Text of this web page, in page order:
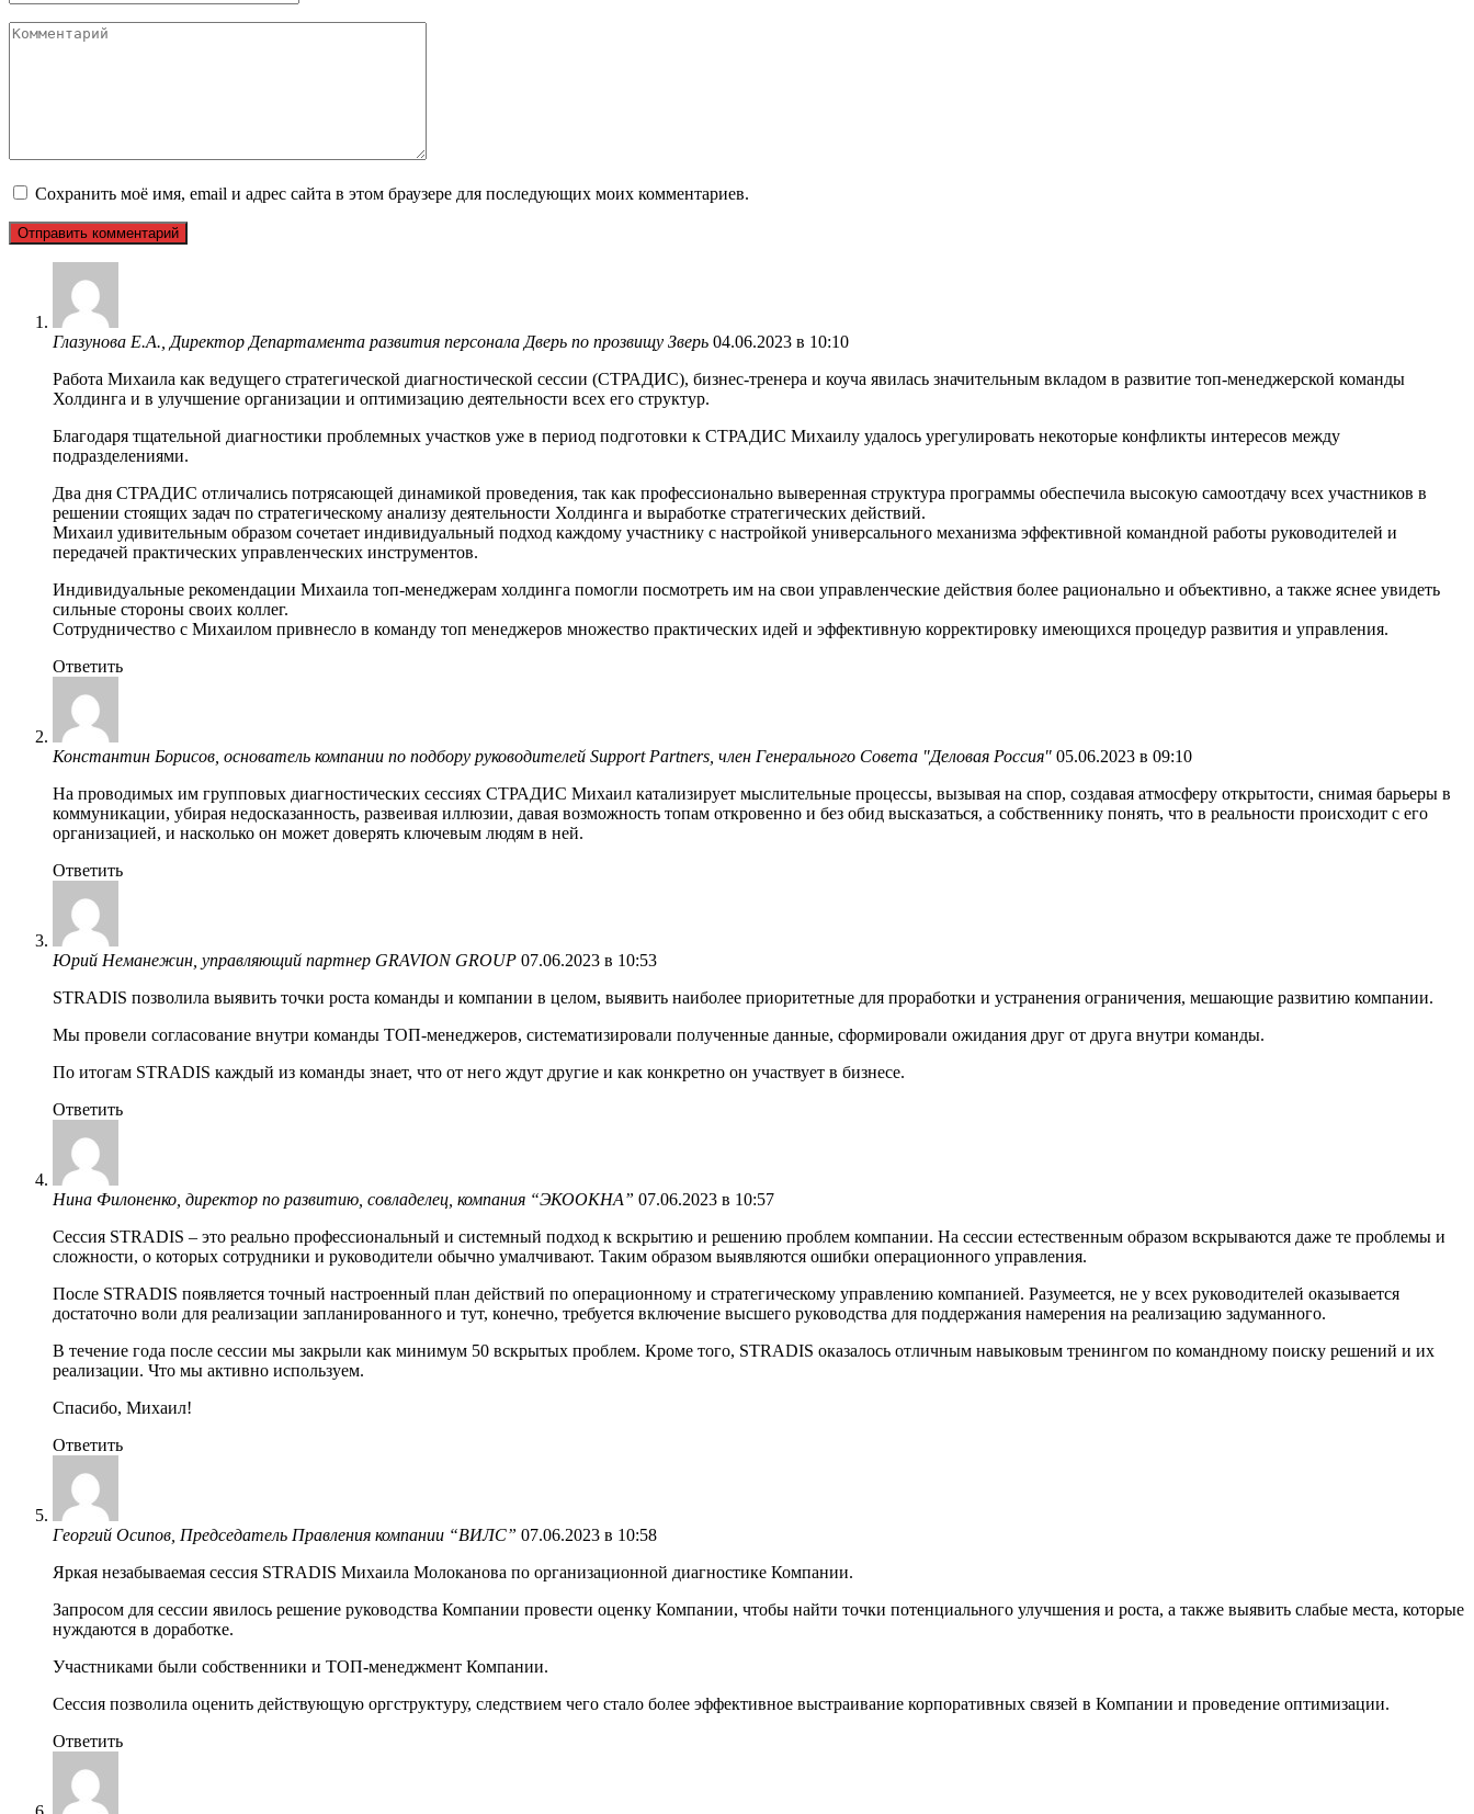
Комментарий
Сохранить моё имя, email и адрес сайта в этом браузере для последующих моих комментариев.
Глазунова Е.А., Директор Департамента развития персонала Дверь по прозвищу Зверь 04.06.2023 в 10:10
Работа Михаила как ведущего стратегической диагностической сессии (СТРАДИС), бизнес-тренера и коуча явилась значительным вкладом в развитие топ-менеджерской команды
Холдинга и в улучшение организации и оптимизацию деятельности всех его структур.
Благодаря тщательной диагностики проблемных участков уже в период подготовки к СТРАДИС Михаилу удалось урегулировать некоторые конфликты интересов между
подразделениями.
Два дня СТРАДИС отличались потрясающей динамикой проведения, так как профессионально выверенная структура программы обеспечила высокую самоотдачу всех участников в
решении стоящих задач по стратегическому анализу деятельности Холдинга и выработке стратегических действий.
Михаил удивительным образом сочетает индивидуальный подход каждому участнику с настройкой универсального механизма эффективной командной работы руководителей и
передачей практических управленческих инструментов.
Индивидуальные рекомендации Михаила топ-менеджерам холдинга помогли посмотреть им на свои управленческие действия более рационально и объективно, а также яснее увидеть
сильные стороны своих коллег.
Сотрудничество с Михаилом привнесло в команду топ менеджеров множество практических идей и эффективную корректировку имеющихся процедур развития и управления.
Ответить
Константин Борисов, основатель компании по подбору руководителей Support Partners, член Генерального Совета "Деловая Россия" 05.06.2023 в 09:10
На проводимых им групповых диагностических сессиях СТРАДИС Михаил катализирует мыслительные процессы, вызывая на спор, создавая атмосферу открытости, снимая барьеры в
коммуникации, убирая недосказанность, развеивая иллюзии, давая возможность топам откровенно и без обид высказаться, а собственнику понять, что в реальности происходит с его
организацией, и насколько он может доверять ключевым людям в ней.
Ответить
Юрий Неманежин, управляющий партнер GRAVION GROUP 07.06.2023 в 10:53
STRADIS позволила выявить точки роста команды и компании в целом, выявить наиболее приоритетные для проработки и устранения ограничения, мешающие развитию компании.
Мы провели согласование внутри команды ТОП-менеджеров, систематизировали полученные данные, сформировали ожидания друг от друга внутри команды.
По итогам STRADIS каждый из команды знает, что от него ждут другие и как конкретно он участвует в бизнесе.
Ответить
Нина Филоненко, директор по развитию, совладелец, компания “ЭКООКНА” 07.06.2023 в 10:57
Сессия STRADIS – это реально профессиональный и системный подход к вскрытию и решению проблем компании. На сессии естественным образом вскрываются даже те проблемы и
сложности, о которых сотрудники и руководители обычно умалчивают. Таким образом выявляются ошибки операционного управления.
После STRADIS появляется точный настроенный план действий по операционному и стратегическому управлению компанией. Разумеется, не у всех руководителей оказывается
достаточно воли для реализации запланированного и тут, конечно, требуется включение высшего руководства для поддержания намерения на реализацию задуманного.
В течение года после сессии мы закрыли как минимум 50 вскрытых проблем. Кроме того, STRADIS оказалось отличным навыковым тренингом по командному поиску решений и их
реализации. Что мы активно используем.
Спасибо, Михаил!
Ответить
Георгий Осипов, Председатель Правления компании “ВИЛС” 07.06.2023 в 10:58
Яркая незабываемая сессия STRADIS Михаила Молоканова по организационной диагностике Компании.
Запросом для сессии явилось решение руководства Компании провести оценку Компании, чтобы найти точки потенциального улучшения и роста, а также выявить слабые места, которые
нуждаются в доработке.
Участниками были собственники и ТОП-менеджмент Компании.
Сессия позволила оценить действующую оргструктуру, следствием чего стало более эффективное выстраивание корпоративных связей в Компании и проведение оптимизации.
Ответить